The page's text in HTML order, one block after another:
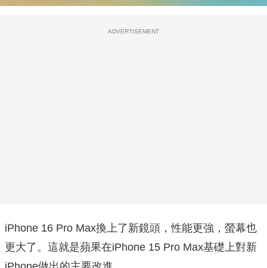
ADVERTISEMENT
iPhone 16 Pro Max換上了新鏡頭，性能更強，螢幕也
更大了。這就是蘋果在iPhone 15 Pro Max基礎上對新